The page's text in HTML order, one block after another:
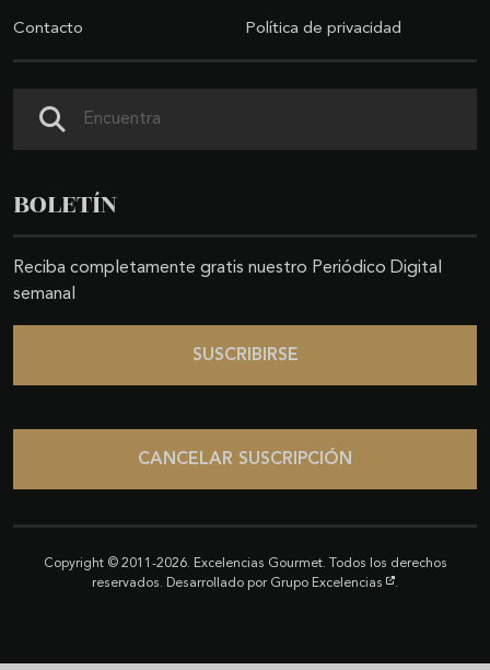
Contacto Política de privacidad
BOLETÍN
Reciba completamente gratis nuestro Periódico Digital
semanal
SUSCRIBIRSE
CANCELAR SUSCRIPCIÓN
Copyright © 2011-2026. Excelencias Gourmet. Todos los derechos
reservados. Desarrollado por Grupo Excelencias .